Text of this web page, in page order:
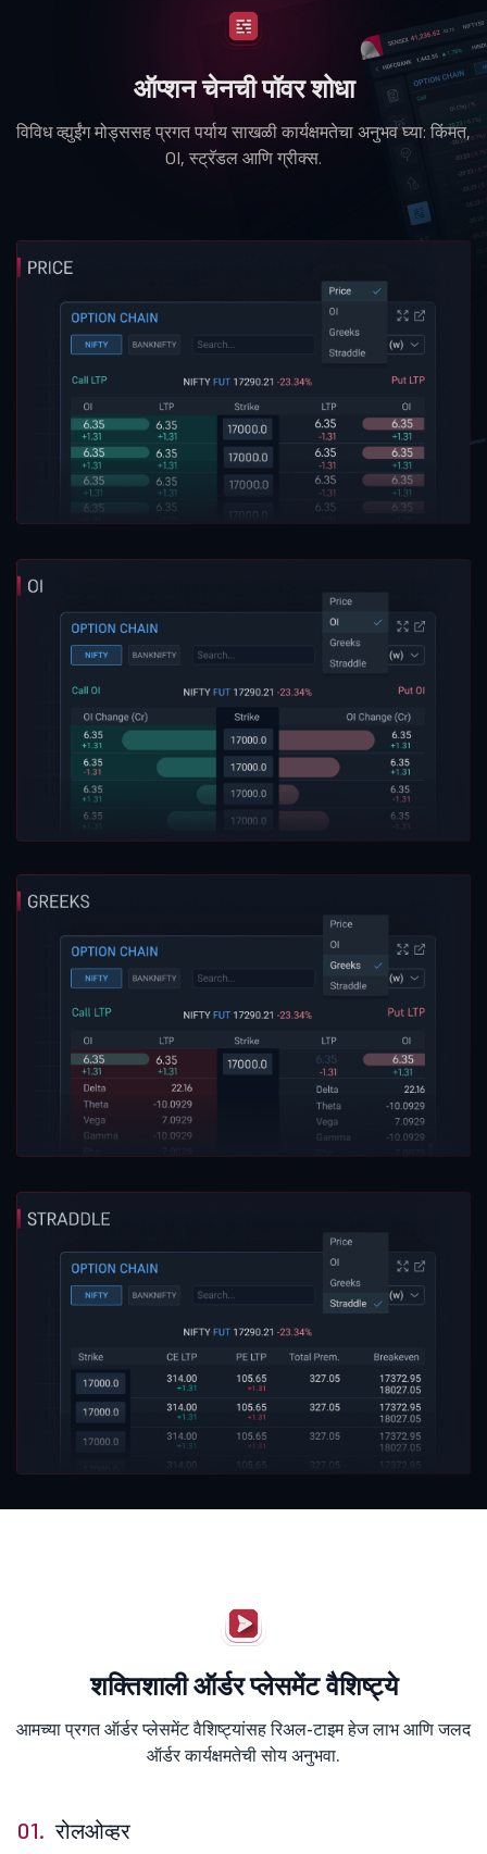
ऑप्शन चेनची पॉवर शोधा
विविध व्ह्युईंग मोड्ससह प्रगत पर्याय साखळी कार्यक्षमतेचा अनुभव घ्या: किंमत,
OI, स्ट्रॅडल आणि ग्रीक्स.
शक्तिशाली ऑर्डर प्लेसमेंट वैशिष्ट्ये
आमच्या प्रगत ऑर्डर प्लेसमेंट वैशिष्ट्यांसह रिअल-टाइम हेज लाभ आणि जलद
ऑर्डर कार्यक्षमतेची सोय अनुभवा.
01. रोलओव्हर